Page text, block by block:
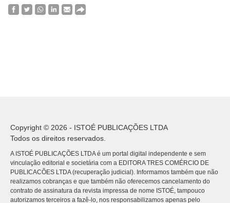
Copyright © 2026 - ISTOÉ PUBLICAÇÕES LTDA
Todos os direitos reservados.
A ISTOÉ PUBLICAÇÕES LTDA é um portal digital independente e sem
vinculação editorial e societária com a EDITORA TRES COMÉRCIO DE
PUBLICACÕES LTDA (recuperação judicial). Informamos também que não
realizamos cobranças e que também não oferecemos cancelamento do
contrato de assinatura da revista impressa de nome ISTOÉ, tampouco
autorizamos terceiros a fazê-lo, nos responsabilizamos apenas pelo